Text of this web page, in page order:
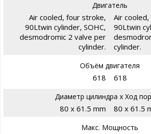
Двигатель
Air cooled, four stroke,
90Ltwin cylinder, SOHC,
desmodromic 2 valve per
cylinder.
Air
90Ltwin
cylinder.
Объём двигателя
618 618
Диаметр цилиндра х Ход
80 x 61.5 mm 80 x 61.5
Макс. Мощность